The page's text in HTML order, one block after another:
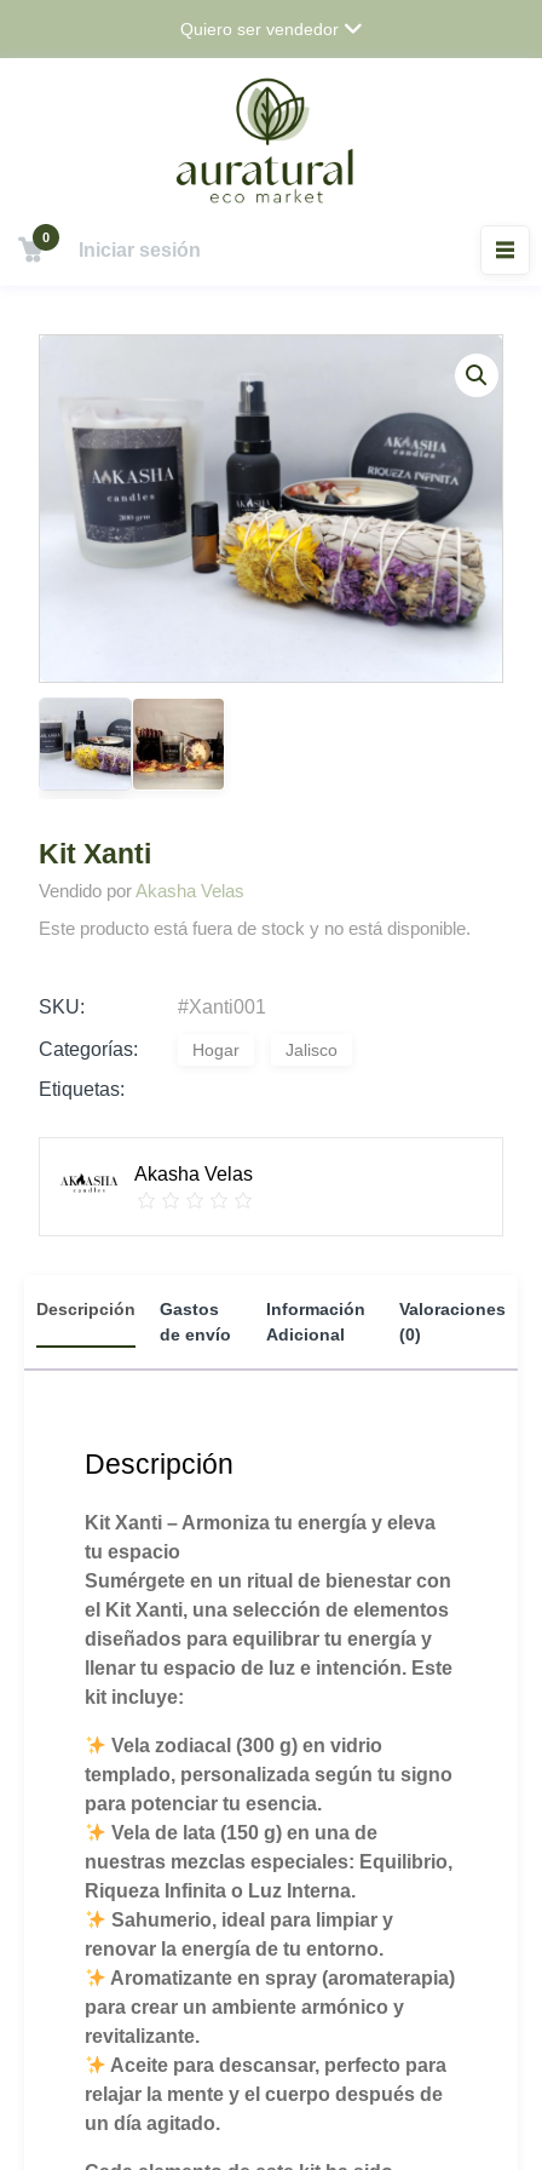
Quiero ser vendedor
0
Iniciar sesión
Kit Xanti
Vendido porAkasha Velas
Este producto está fuera de stock y no está disponible.
l
e
r
v
SKU: #Xanti001
Categorías: Hogar Jalisco
Etiquetas:
Akasha Velas
Descripción
Gastos
de envío
Información
Adicional
Valoraciones
(0)
Descripción
Kit Xanti – Armoniza tu energía y eleva
tu espacio
Sumérgete en un ritual de bienestar con
el Kit Xanti, una selección de elementos
diseñados para equilibrar tu energía y
llenar tu espacio de luz e intención. Este
kit incluye:
Vela zodiacal (300 g) en vidrio
templado, personalizada según tu signo
para potenciar tu esencia.
Vela de lata (150 g) en una de
nuestras mezclas especiales: Equilibrio,
Riqueza Infinita o Luz Interna.
Sahumerio, ideal para limpiar y
renovar la energía de tu entorno.
Aromatizante en spray (aromaterapia)
para crear un ambiente armónico y
revitalizante.
Aceite para descansar, perfecto para
relajar la mente y el cuerpo después de
un día agitado.